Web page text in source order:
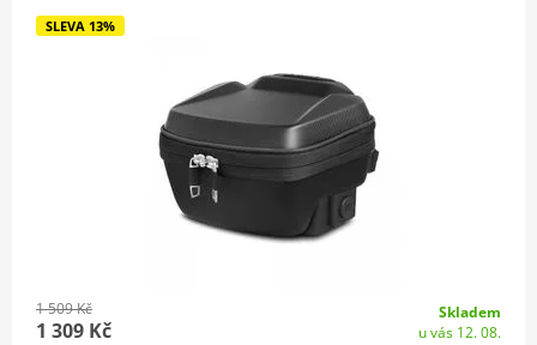
SLEVA 13%
1 509 Kč
1 309 Kč
Skladem
u vás 12. 08.